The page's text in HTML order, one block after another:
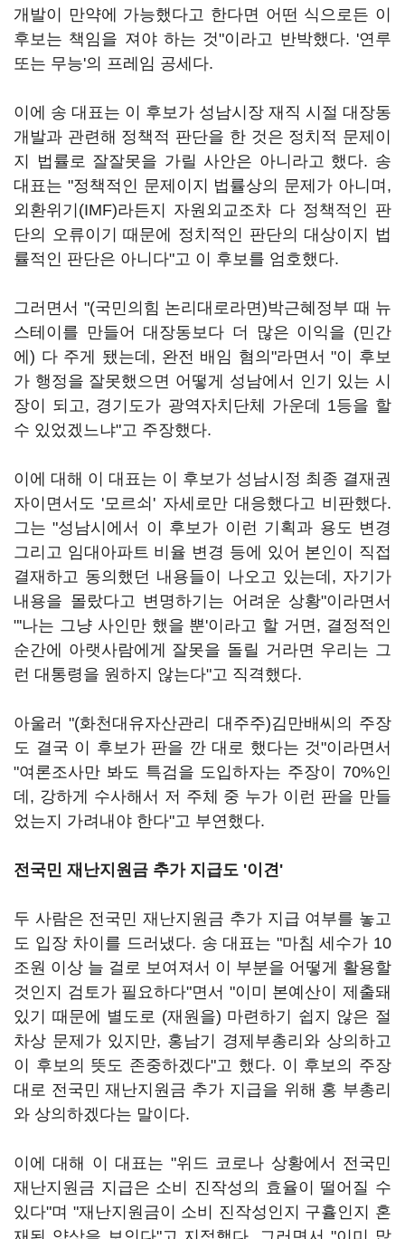
개발이 만약에 가능했다고 한다면 어떤 식으로든 이
후보는 책임을 져야 하는 것"이라고 반박했다. '연루
또는 무능'의 프레임 공세다.
이에 송 대표는 이 후보가 성남시장 재직 시절 대장동
개발과 관련해 정책적 판단을 한 것은 정치적 문제이
지 법률로 잘잘못을 가릴 사안은 아니라고 했다. 송
대표는 "정책적인 문제이지 법률상의 문제가 아니며,
외환위기(IMF)라든지 자원외교조차 다 정책적인 판
단의 오류이기 때문에 정치적인 판단의 대상이지 법
률적인 판단은 아니다"고 이 후보를 엄호했다.
그러면서 "(국민의힘 논리대로라면)박근혜정부 때 뉴
스테이를 만들어 대장동보다 더 많은 이익을 (민간
에) 다 주게 됐는데, 완전 배임 혐의"라면서 "이 후보
가 행정을 잘못했으면 어떻게 성남에서 인기 있는 시
장이 되고, 경기도가 광역자치단체 가운데 1등을 할
수 있었겠느냐"고 주장했다.
이에 대해 이 대표는 이 후보가 성남시정 최종 결재권
자이면서도 '모르쇠' 자세로만 대응했다고 비판했다.
그는 "성남시에서 이 후보가 이런 기획과 용도 변경
그리고 임대아파트 비율 변경 등에 있어 본인이 직접
결재하고 동의했던 내용들이 나오고 있는데, 자기가
내용을 몰랐다고 변명하기는 어려운 상황"이라면서
"'나는 그냥 사인만 했을 뿐'이라고 할 거면, 결정적인
순간에 아랫사람에게 잘못을 돌릴 거라면 우리는 그
런 대통령을 원하지 않는다"고 직격했다.
아울러 "(화천대유자산관리 대주주)김만배씨의 주장
도 결국 이 후보가 판을 깐 대로 했다는 것"이라면서
"여론조사만 봐도 특검을 도입하자는 주장이 70%인
데, 강하게 수사해서 저 주체 중 누가 이런 판을 만들
었는지 가려내야 한다"고 부연했다.
전국민 재난지원금 추가 지급도 '이견'
두 사람은 전국민 재난지원금 추가 지급 여부를 놓고
도 입장 차이를 드러냈다. 송 대표는 "마침 세수가 10
조원 이상 늘 걸로 보여져서 이 부분을 어떻게 활용할
것인지 검토가 필요하다"면서 "이미 본예산이 제출돼
있기 때문에 별도로 (재원을) 마련하기 쉽지 않은 절
차상 문제가 있지만, 홍남기 경제부총리와 상의하고
이 후보의 뜻도 존중하겠다"고 했다. 이 후보의 주장
대로 전국민 재난지원금 추가 지급을 위해 홍 부총리
와 상의하겠다는 말이다.
이에 대해 이 대표는 "위드 코로나 상황에서 전국민
재난지원금 지급은 소비 진작성의 효율이 떨어질 수
있다"며 "재난지원금이 소비 진작성인지 구휼인지 혼